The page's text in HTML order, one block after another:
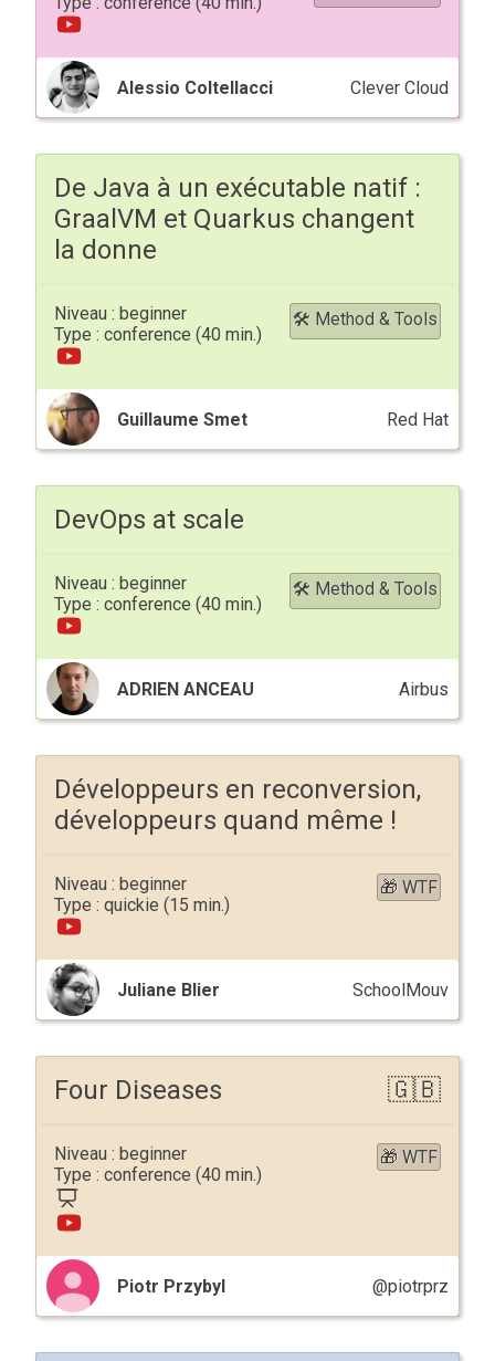
Alessio Coltellacci Clever Cloud
De Java à un exécutable natif :
GraalVM et Quarkus changent
la donne
🛠 Method & Tools
beginner
conference
Guillaume Smet Red Hat
DevOps at scale
🛠 Method & Tools
beginner
conference
ADRIEN ANCEAU Airbus
Développeurs en reconversion,
développeurs quand même !
🎁 WTF
beginner
quickie
Juliane Blier SchoolMouv
Four Diseases
🎁 WTF
beginner
conference
Piotr Przybyl @piotrprz